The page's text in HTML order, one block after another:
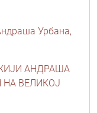
Урбана,
АНДРАША
ВЕЛИКОЈ